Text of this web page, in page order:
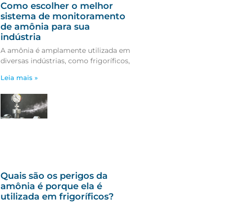
Como escolher o melhor
sistema de monitoramento
de amônia para sua
indústria
A amônia é amplamente utilizada em
diversas indústrias, como frigoríficos,
Leia mais »
Quais são os perigos da
amônia é porque ela é
utilizada em frigoríficos?